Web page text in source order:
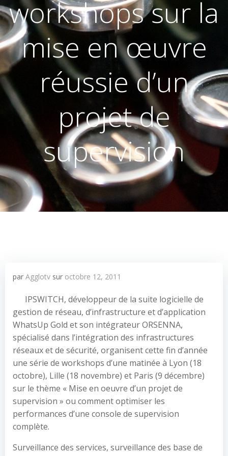
workshops sur la
mise en œuvre
réussie d’un
projet de
supervision
par Agglotv sur octobre 12, 2011
IPSWITCH, développeur de la suite logicielle de
gestion de réseau, d’infrastructure et d’application
WhatsUp Gold et son intégrateur ORSENNA,
spécialisé dans l’intégration des infrastructures
réseaux et de sécurité, organisent cette fin d’année
une série de workshops d’une matinée à Lyon (18
octobre), Lille (18 novembre) et Paris (9 décembre)
sur le thème « Mise en oeuvre d’un projet de
supervision » ou comment optimiser les
performances d’une console de supervision
complète.
Surveillance des services, surveillance des base de